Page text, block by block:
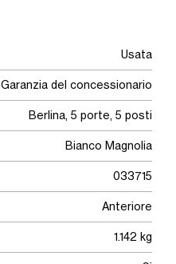
Usata
Garanzia del concessionario
Berlina, 5 porte, 5 posti
Bianco Magnolia
033715
Anteriore
1.142 kg